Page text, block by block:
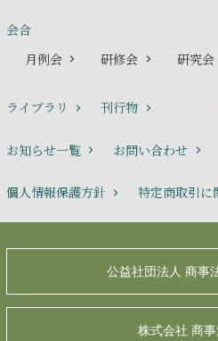
会合
月例会
研修会 研究会
ライブラリ 刊行物
お知らせ一覧 お問い合わせ
個人情報保護方針 特定商取引に
公益社団法人 商事
株式会社 商